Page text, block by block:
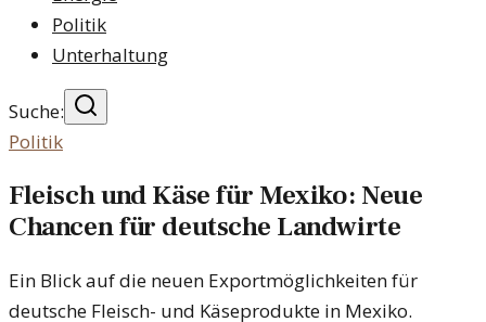
Politik
Unterhaltung
Suche:
Politik
Fleisch und Käse für Mexiko: Neue
Chancen für deutsche Landwirte
Ein Blick auf die neuen Exportmöglichkeiten für
deutsche Fleisch- und Käseprodukte in Mexiko.